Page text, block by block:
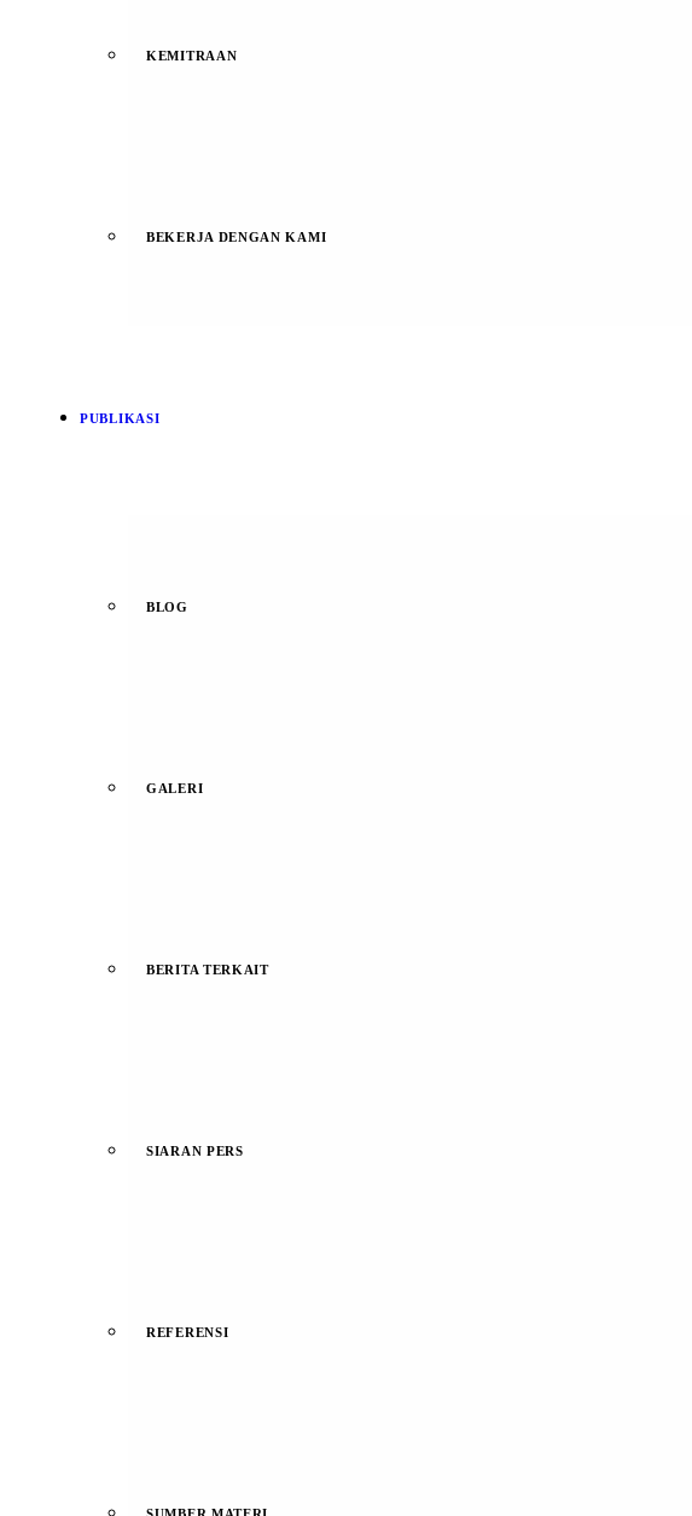
KEMITRAAN
BEKERJA DENGAN KAMI
PUBLIKASI
BLOG
GALERI
BERITA TERKAIT
SIARAN PERS
REFERENSI